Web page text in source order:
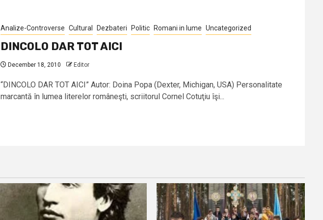
Analize-Controverse Cultural Dezbateri Politic Romani in lume Uncategorized
DINCOLO DAR TOT AICI
December 18, 2010 Editor
“DINCOLO DAR TOT AICI” Autor: Doina Popa (Dexter, Michigan, USA) Personalitate
marcantă în lumea literelor româneşti, scriitorul Cornel Cotuţiu îşi...